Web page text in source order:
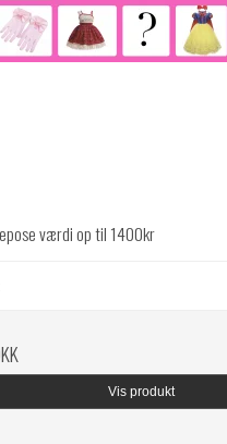
værdi op til 1400kr
Vis produkt